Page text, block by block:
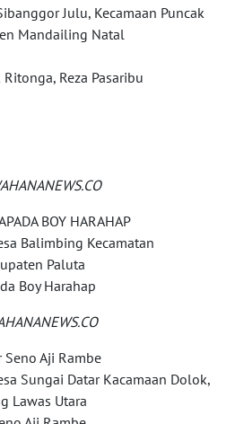
Julu, Kecamaan Puncak
Mandailing Natal
Reza Pasaribu
BOY HARAHAP
Balimbing Kecamatan
Paluta
Boy Harahap
Seno Aji Rambe
Sungai Datar Kacamaan Dolok,
Lawas Utara